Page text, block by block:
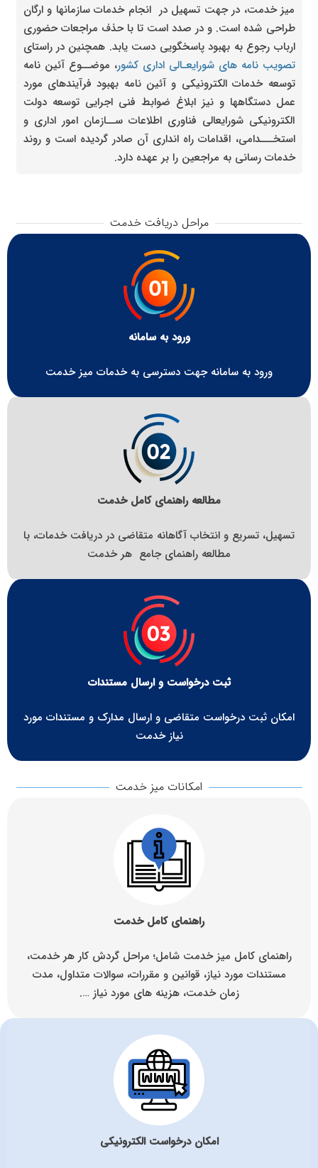
میز خدمت، در جهت تسهیل در انجام خدمات سازمانها و ارگان
طراحی شده است. و در صدد است تا با حذف مراجعات حضوری
ارباب رجوع به بهبود پاسخگویی دست یابد. همچنین در راستای
تصویب نامه های شورایعـالی اداری کشور، موضــوع آئین نامه
توسعه خدمات الکترونیکی و آئین نامه بهبود فرآیندهای مورد
عمل دستگاهها و نیز ابلاغ ضوابط فنی اجرایی توسعه دولت
الکترونیکی شورایعالی فناوری اطلاعات ســازمان امور اداری و
استخـــدامی، اقدامات راه انداری آن صادر گردیده است و روند
خدمات رسانی به مراجعین را بر عهده دارد.
مراحل دریافت خدمت
ورود به سامانه
ورود به سامانه جهت دسترسی به خدمات میز خدمت
مطالعه راهنمای کامل خدمت
تسهیل، تسریع و انتخاب آگاهانه متقاضی در دریافت خدمات، با
مطالعه راهنمای جامع هر خدمت
ثبت درخواست و ارسال مستندات
امکان ثبت درخواست متقاضی و ارسال مدارک و مستندات مورد
نیاز خدمت
امکانات میز خدمت
راهنمای کامل خدمت
راهنمای کامل میز خدمت شامل؛ مراحل گردش کار هر خدمت،
مستندات مورد نیاز، قوانین و مقررات، سوالات متداول، مدت
زمان خدمت، هزینه های مورد نیاز ….
امکان درخواست الکترونیکی